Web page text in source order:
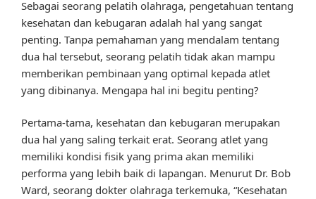
Sebagai seorang pelatih olahraga, pengetahuan tentang
kesehatan dan kebugaran adalah hal yang sangat
penting. Tanpa pemahaman yang mendalam tentang
dua hal tersebut, seorang pelatih tidak akan mampu
memberikan pembinaan yang optimal kepada atlet
yang dibinanya. Mengapa hal ini begitu penting?
Pertama-tama, kesehatan dan kebugaran merupakan
dua hal yang saling terkait erat. Seorang atlet yang
memiliki kondisi fisik yang prima akan memiliki
performa yang lebih baik di lapangan. Menurut Dr. Bob
Ward, seorang dokter olahraga terkemuka, “Kesehatan